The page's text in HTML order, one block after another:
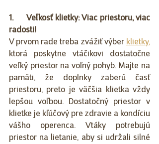
1.      Veľkosť klietky: Viac priestoru, viac
radosti!
V prvom rade treba zvážiť výber klietky,
ktorá poskytne vtáčikovi dostatočne
veľký priestor na voľný pohyb. Majte na
pamäti, že doplnky zaberú časť
priestoru, preto je väčšia klietka vždy
lepšou voľbou. Dostatočný priestor v
klietke je kľúčový pre zdravie a kondíciu
vášho operenca. Vtáky potrebujú
priestor na lietanie, aby si udržali silné